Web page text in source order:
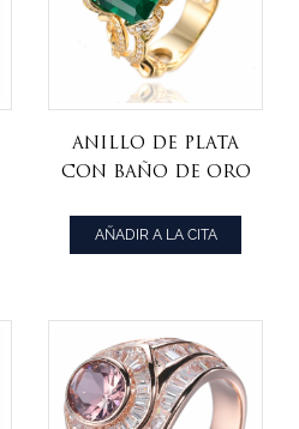
Anillo de plata
con baño de oro
quilates con
centro verde
sintética 925
AÑADIR A LA CITA